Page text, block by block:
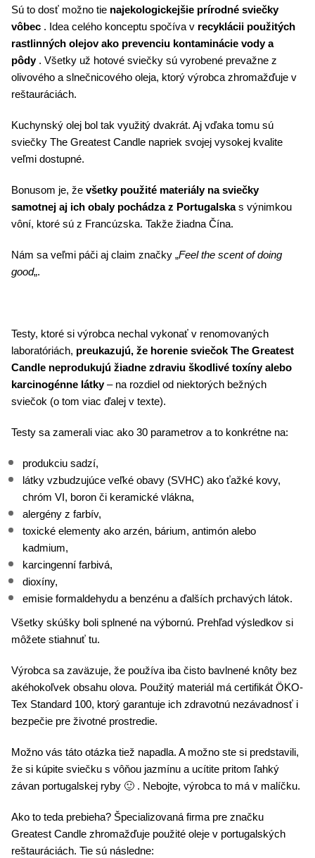
Sú to dosť možno tie najekologickejšie prírodné sviečky
vôbec . Idea celého konceptu spočíva v recyklácii použitých
rastlinných olejov ako prevenciu kontaminácie vody a
pôdy. Všetky už hotové sviečky sú vyrobené prevažne z
olivového a slnečnicového oleja, ktorý výrobca zhromažďuje v
reštauráciách.
Kuchynský olej bol tak využitý dvakrát. Aj vďaka tomu sú
sviečky The Greatest Candle napriek svojej vysokej kvalite
veľmi dostupné.
Bonusom je, že všetky použité materiály na sviečky
samotnej aj ich obaly pochádza z Portugalskas výnimkou
vôní, ktoré sú z Francúzska. Takže žiadna Čína.
Nám sa veľmi páči aj claim značky „Feel the scent of doing
good„.
Testy, ktoré si výrobca nechal vykonať v renomovaných
laboratóriách, preukazujú, že horenie sviečok The Greatest
Candle neprodukujú žiadne zdraviu škodlivé toxíny alebo
karcinogénne látky– na rozdiel od niektorých bežných
sviečok (o tom viac ďalej v texte).
Testy sa zamerali viac ako 30 parametrov a to konkrétne na:
produkciu sadzí,
látky vzbudzujúce veľké obavy (SVHC) ako ťažké kovy,
chróm VI, boron či keramické vlákna,
alergény z farbív,
toxické elementy ako arzén, bárium, antimón alebo
kadmium,
karcingenní farbivá,
dioxíny,
emisie formaldehydu a benzénu a ďalších prchavých látok.
Všetky skúšky boli splnené na výbornú. Prehľad výsledkov si
môžete stiahnuť tu.
Výrobca sa zaväzuje, že používa iba čisto bavlnené knôty bez
akéhokoľvek obsahu olova. Použitý materiál má certifikát ÖKO-
Tex Standard 100, ktorý garantuje ich zdravotnú nezávadnosť i
bezpečie pre životné prostredie.
Možno vás táto otázka tiež napadla. A možno ste si predstavili,
že si kúpite sviečku s vôňou jazmínu a ucítite pritom ľahký
závan portugalskej ryby 🙂 . Nebojte, výrobca to má v malíčku.
Ako to teda prebieha? Špecializovaná firma pre značku
Greatest Candle zhromažďuje použité oleje v portugalských
reštauráciách. Tie sú následne: